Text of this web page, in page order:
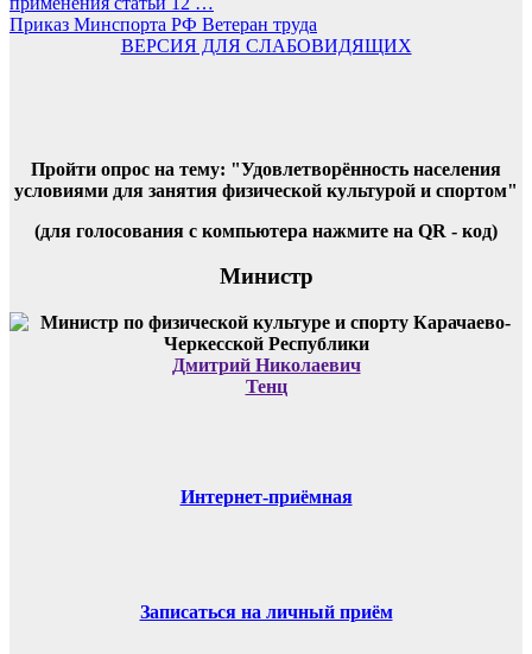
Приказ Минспорта РФ Ветеран труда
ВЕРСИЯ ДЛЯ СЛАБОВИДЯЩИХ
Пройти опрос на тему: "Удовлетворённость населения
условиями для занятия физической культурой и спортом"
(для голосования с компьютера нажмите на QR - код)
Министр
Дмитрий Николаевич
Тенц
Интернет-приёмная
Записаться на личный приём